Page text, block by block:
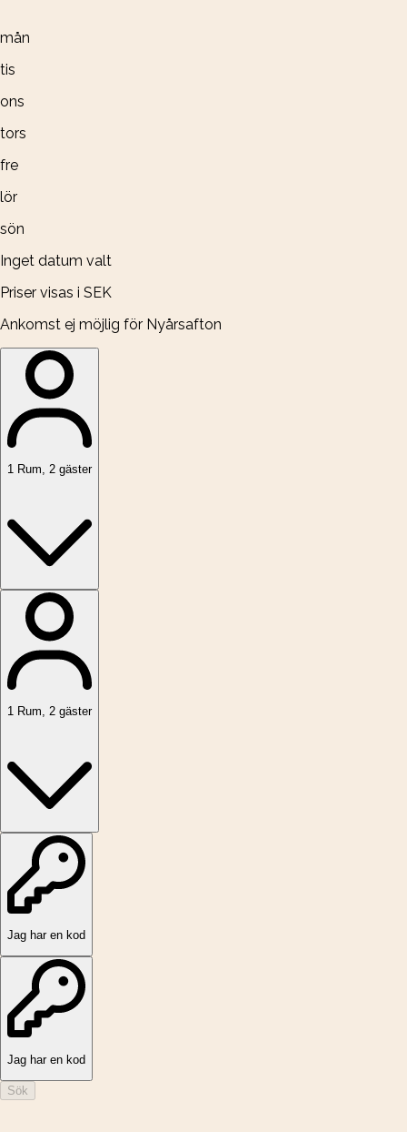
mån
tis
ons
tors
fre
lör
sön
Inget datum valt
Priser visas i SEK
Ankomst ej möjlig för Nyårsafton
1 Rum 2 gäster
1 Rum, 2 gäster
Jag har en kod
Jag har en kod
Sök